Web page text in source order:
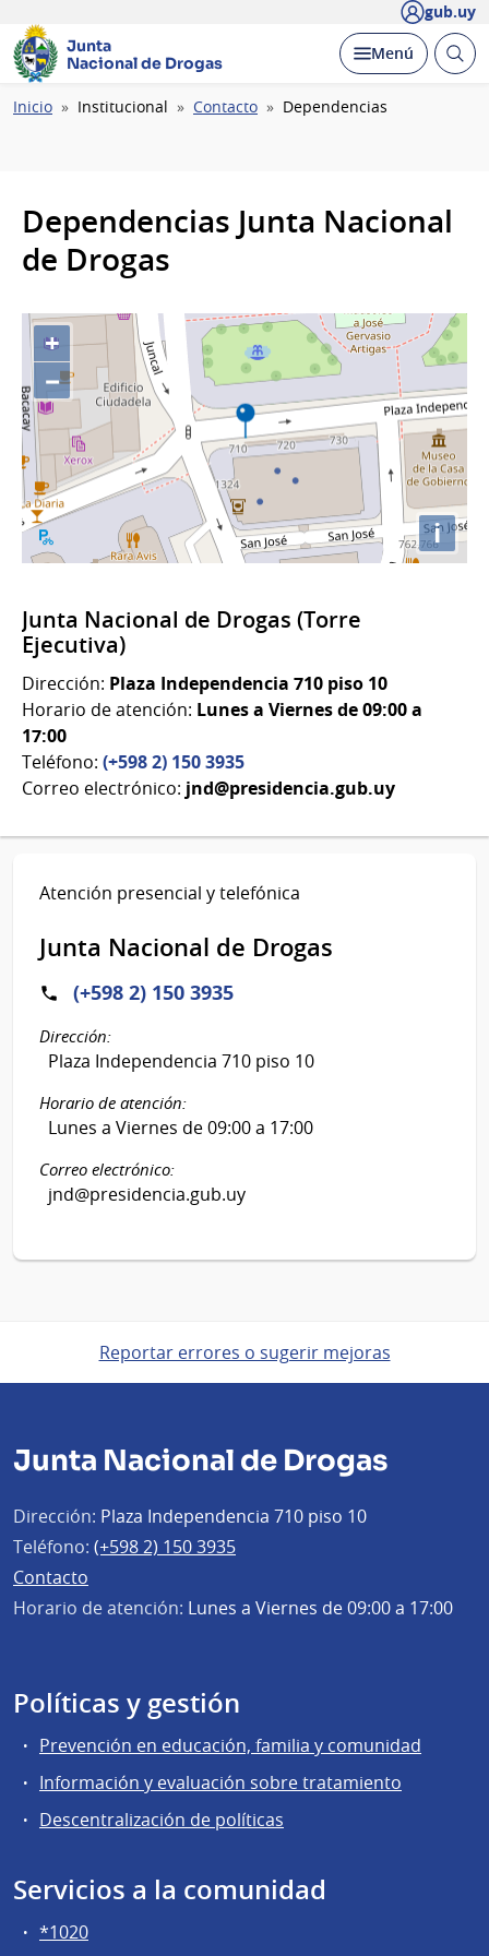
gub.uy
Junta
Nacional de Drogas
Desplegar
Menú Abrir
Ruta
Inicio Institucional Contacto Dependencias
Dependencias Junta Nacional
de Drogas
+
−
i
Junta Nacional de Drogas (Torre
Ejecutiva)
Dirección: Plaza Independencia 710 piso 10
Horario de atención: Lunes a Viernes de 09:00 a
17:00
Teléfono: (+598 2) 150 3935
Correo electrónico: jnd@presidencia.gub.uy
Atención presencial y telefónica
Junta Nacional de Drogas
(+598 2) 150 3935
Dirección:
Plaza Independencia 710 piso 10
Horario de atención:
Lunes a Viernes de 09:00 a 17:00
Correo electrónico:
jnd@presidencia.gub.uy
Reportar errores o sugerir mejoras
Junta Nacional de Drogas
Dirección: Plaza Independencia 710 piso 10
Teléfono: (+598 2) 150 3935
Contacto
Horario de atención: Lunes a Viernes de 09:00 a 17:00
Políticas y gestión
Prevención en educación, familia y comunidad
Información y evaluación sobre tratamiento
Descentralización de políticas
Servicios a la comunidad
*1020